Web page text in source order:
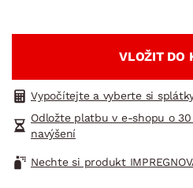
VLOŽIT DO
Vypočítejte a vyberte si
Odložte platbu v e-shopu o
navýšení
Nechte si produkt